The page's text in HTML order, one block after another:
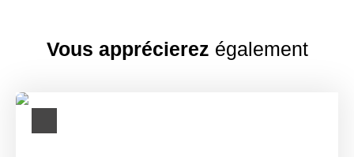
Vous apprécierez également